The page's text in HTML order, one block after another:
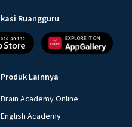
Ruangguru
Produk Lainnya
Brain Academy Online
English Academy